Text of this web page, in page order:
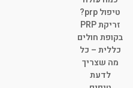
טיפול prp?
זריקת PRP
בקופת חולים
כללית – כל
מה שצריך
לדעת